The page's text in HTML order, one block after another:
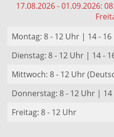
17.08.2026 - 01.09.2026:
Montag: 8 - 12 Uhr | 14 -
Dienstag: 8 - 12 Uhr | 14 -
Mittwoch: 8 - 12 Uhr
Donnerstag: 8 - 12 Uhr | 14
Freitag: 8 - 12 Uhr